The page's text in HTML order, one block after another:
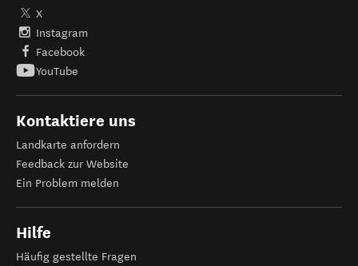
X
Instagram
Facebook
YouTube
Kontaktiere uns
Landkarte anfordern
Feedback zur Website
Ein Problem melden
Hilfe
Häufig gestellte Fragen